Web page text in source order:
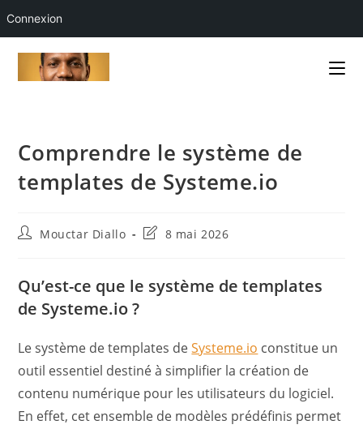
Connexion
Comprendre le système de
templates de Systeme.io
Auteur/autrice
publication :
Mouctar Diallo
Dernière
publication :
8 mai 2026
Qu’est-ce que le système de templates
de Systeme.io ?
Le système de templates deSysteme.io constitue un
outil essentiel destiné à simplifier la création de
contenu numérique pour les utilisateurs du logiciel.
En effet, cet ensemble de modèles prédéfinis permet